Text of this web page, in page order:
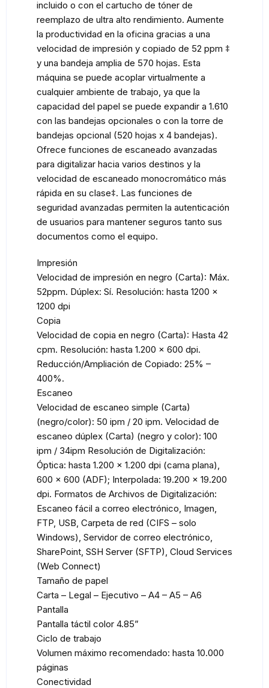
incluido o con el cartucho de tóner de
reemplazo de ultra alto rendimiento. Aumente
la productividad en la oficina gracias a una
velocidad de impresión y copiado de 52 ppm ‡
y una bandeja amplia de 570 hojas. Esta
máquina se puede acoplar virtualmente a
cualquier ambiente de trabajo, ya que la
capacidad del papel se puede expandir a 1.610
con las bandejas opcionales o con la torre de
bandejas opcional (520 hojas x 4 bandejas).
Ofrece funciones de escaneado avanzadas
para digitalizar hacia varios destinos y la
velocidad de escaneado monocromático más
rápida en su clase‡. Las funciones de
seguridad avanzadas permiten la autenticación
de usuarios para mantener seguros tanto sus
documentos como el equipo.
Impresión
Velocidad de impresión en negro (Carta): Máx.
52ppm. Dúplex: Sí. Resolución: hasta 1200 x
1200 dpi
Copia
Velocidad de copia en negro (Carta): Hasta 42
cpm. Resolución: hasta 1.200 x 600 dpi.
Reducción/Ampliación de Copiado: 25% –
400%.
Escaneo
Velocidad de escaneo simple (Carta)
(negro/color): 50 ipm / 20 ipm. Velocidad de
escaneo dúplex (Carta) (negro y color): 100
ipm / 34ipm Resolución de Digitalización:
Óptica: hasta 1.200 x 1.200 dpi (cama plana),
600 x 600 (ADF); Interpolada: 19.200 x 19.200
dpi. Formatos de Archivos de Digitalización:
Escaneo fácil a correo electrónico, Imagen,
FTP, USB, Carpeta de red (CIFS – solo
Windows), Servidor de correo electrónico,
SharePoint, SSH Server (SFTP), Cloud Services
(Web Connect)
Tamaño de papel
Carta – Legal – Ejecutivo – A4 – A5 – A6
Pantalla
Pantalla táctil color 4.85”
Ciclo de trabajo
Volumen máximo recomendado: hasta 10.000
páginas
Conectividad